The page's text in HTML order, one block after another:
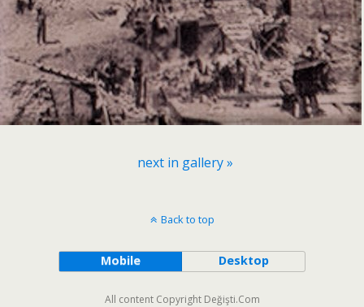
next in gallery »
Back to top
Mobile Desktop
All content Copyright Değişti.Com